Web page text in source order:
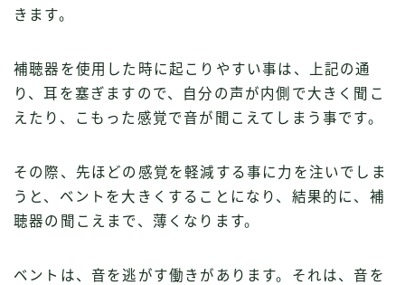
きます。
補聴器を使用した時に起こりやすい事は、上記の通
り、耳を塞ぎますので、自分の声が内側で大きく聞こ
えたり、こもった感覚で音が聞こえてしまう事です。
その際、先ほどの感覚を軽減する事に力を注いでしま
うと、ベントを大きくすることになり、結果的に、補
聴器の聞こえまで、薄くなります。
ベントは、音を逃がす働きがあります。それは、音を